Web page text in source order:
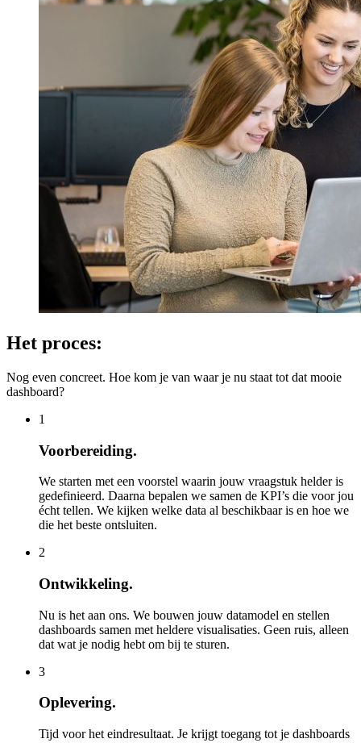
Het proces:
Nog even concreet. Hoe kom je van waar je nu staat tot dat mooie
dashboard?
1
Voorbereiding.
We starten met een voorstel waarin jouw vraagstuk helder is
gedefinieerd. Daarna bepalen we samen de KPI’s die voor jou
écht tellen. We kijken welke data al beschikbaar is en hoe we
die het beste ontsluiten.
2
Ontwikkeling.
Nu is het aan ons. We bouwen jouw datamodel en stellen
dashboards samen met heldere visualisaties. Geen ruis, alleen
dat wat je nodig hebt om bij te sturen.
3
Oplevering.
Tijd voor het eindresultaat. Je krijgt toegang tot je dashboards